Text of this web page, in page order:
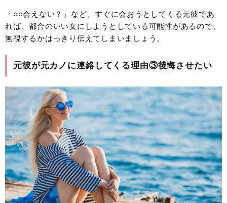
「○○会えない？」など、すぐに会おうとしてくる元彼であ
れば、都合のいい女にしようとしている可能性があるので、
無視するかはっきり伝えてしまいましょう。
元彼が元カノに連絡してくる理由③後悔させたい